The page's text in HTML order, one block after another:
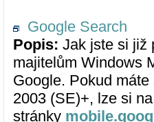
Google Search
Popis: Jak jste si již
majitelům Windows
Google. Pokud
2003 (SE)+, lze si
stránky